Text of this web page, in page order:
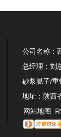
公司名称：
总经理：刘
砂浆腻子/
地址：陕西
网站地图